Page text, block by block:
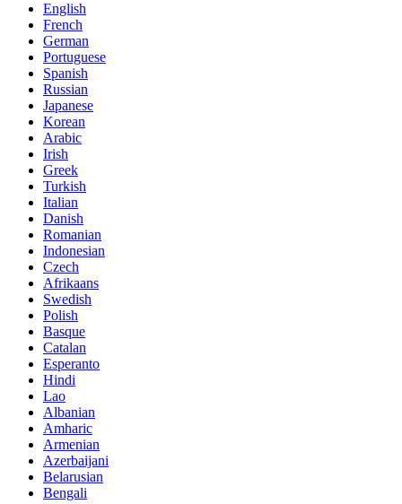
English
French
German
Portuguese
Spanish
Russian
Japanese
Korean
Arabic
Irish
Greek
Turkish
Italian
Danish
Romanian
Indonesian
Czech
Afrikaans
Swedish
Polish
Basque
Catalan
Esperanto
Hindi
Lao
Albanian
Amharic
Armenian
Azerbaijani
Belarusian
Bengali